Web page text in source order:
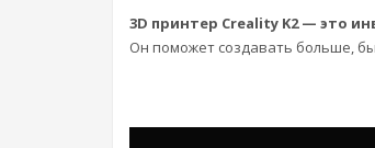
3D принтер Creality K2 — это
Он поможет создавать больше,